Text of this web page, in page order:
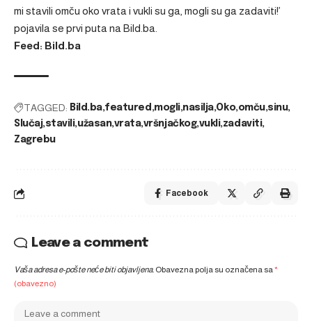
mi stavili omču oko vrata i vukli su ga, mogli su ga zadaviti!’
pojavila se prvi puta na Bild.ba
Feed: Bild.ba
TAGGED: Bild.ba featured mogli nasilja Oko omču sinu
Slučaj stavili užasan vrata vršnjačkog vukli zadaviti
Zagrebu
Facebook
Leave a comment
Vaša adresa e-pošte neće biti objavljena. Obavezna polja su označena sa*
(obavezno)